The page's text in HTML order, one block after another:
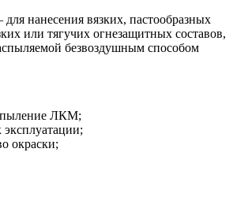
нанесения вязких, пастообразных
или тягучих огнезащитных составов,
безвоздушным способом
ЛКМ;
эксплуатации;
окраски;